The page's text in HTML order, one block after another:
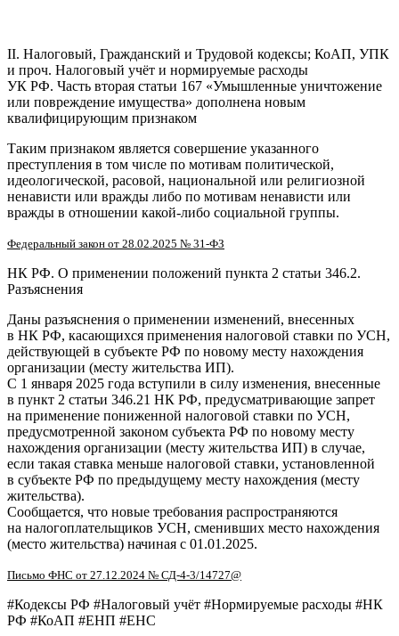
II. Налоговый, Гражданский и Трудовой кодексы; КоАП, УПК
и проч. Налоговый учёт и нормируемые расходы
УК РФ. Часть вторая статьи 167 «Умышленные уничтожение
или повреждение имущества» дополнена новым
квалифицирующим признаком
Таким признаком является совершение указанного
преступления в том числе по мотивам политической,
идеологической, расовой, национальной или религиозной
ненависти или вражды либо по мотивам ненависти или
вражды в отношении какой-либо социальной группы.
Федеральный закон от 28.02.2025 № 31-ФЗ
НК РФ. О применении положений пункта 2 статьи 346.2.
Разъяснения
Даны разъяснения о применении изменений, внесенных
в НК РФ, касающихся применения налоговой ставки по УСН,
действующей в субъекте РФ по новому месту нахождения
организации (месту жительства ИП).
С 1 января 2025 года вступили в силу изменения, внесенные
в пункт 2 статьи 346.21 НК РФ, предусматривающие запрет
на применение пониженной налоговой ставки по УСН,
предусмотренной законом субъекта РФ по новому месту
нахождения организации (месту жительства ИП) в случае,
если такая ставка меньше налоговой ставки, установленной
в субъекте РФ по предыдущему месту нахождения (месту
жительства).
Сообщается, что новые требования распространяются
на налогоплательщиков УСН, сменивших место нахождения
(место жительства) начиная с 01.01.2025.
Письмо ФНС от 27.12.2024 № СД-4-3/14727@
#Кодексы РФ #Налоговый учёт #Нормируемые расходы #НК
РФ #КоАП #ЕНП #ЕНС